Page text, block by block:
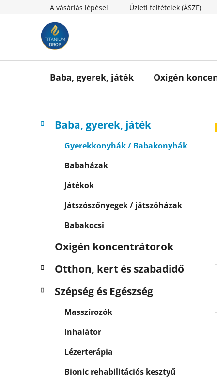
tartalomhoz
A vásárlás lépései Üzleti feltételek (ÁSZF)
Baba, gyerek, játék Oxigén
O
Kategóriák
átugrása
K
a
Baba, gyerek, játék
Gyerekkonyhák / Babakonyhák
Babaházak
Játékok
Játszószőnyegek / játszóházak
Babakocsi
Oxigén koncentrátorok
Otthon, kert és szabadidő
Szépség és Egészség
Masszírozók
Inhalátor
Lézerterápia
Bionic rehabilitációs kesztyű